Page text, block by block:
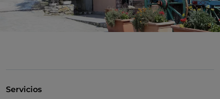
Servicios